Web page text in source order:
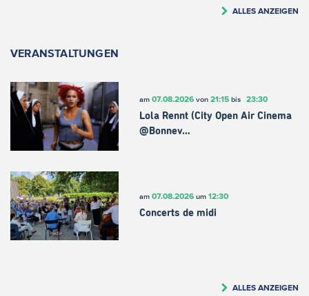
ALLES ANZEIGEN
VERANSTALTUNGEN
am 07.08.2026von 21:15bis 23:30
Lola Rennt (City Open Air Cinema
@Bonnev…
am 07.08.2026um 12:30
Concerts de midi
ALLES ANZEIGEN